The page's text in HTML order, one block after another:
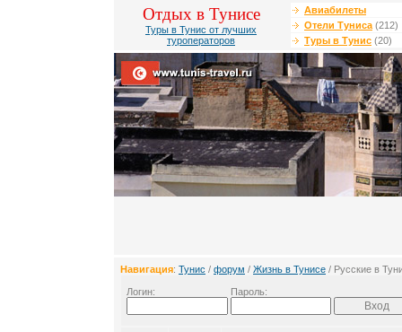
Отдых в Тунисе
Туры в Тунис от лучших
туроператоров
Авиабилеты
Отели Туниса (212)
Туры в Тунис (20)
Навигация: Тунис / форум / Жизнь в Тунисе / Русские в
Логин: Пароль: